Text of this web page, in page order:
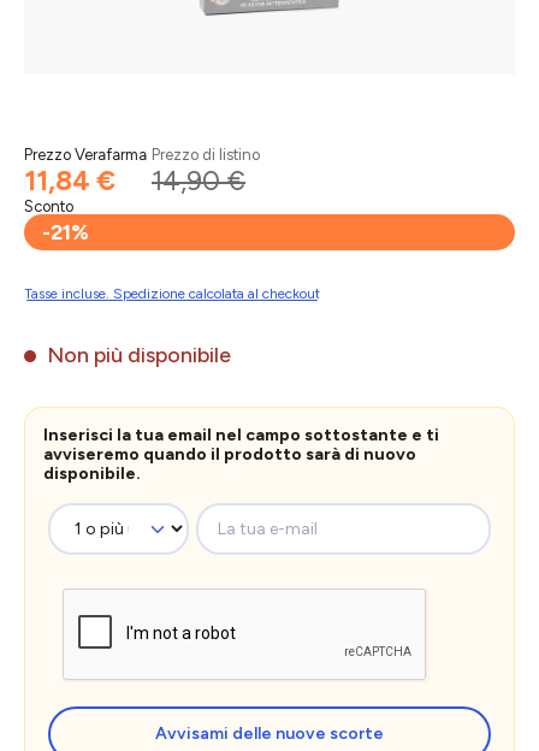
Prezzo Verafarma
11,84 €
Prezzo di listino
14,90 €
Sconto
-21%
Tasse incluse. Spedizione calcolata al checkout
Non più disponibile
Inserisci la tua email nel campo sottostante e ti
avviseremo quando il prodotto sarà di nuovo
disponibile.
La tua e-mail
Avvisami delle nuove scorte